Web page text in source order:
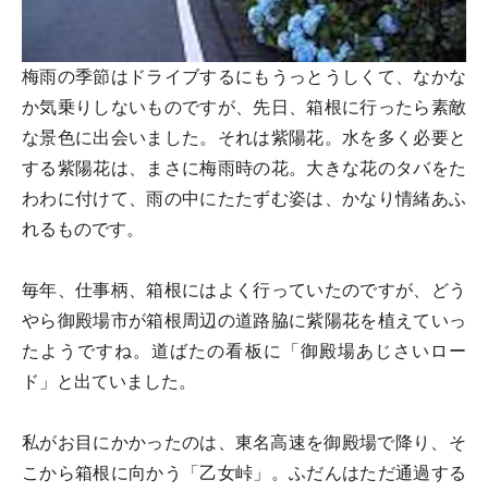
梅雨の季節はドライブするにもうっとうしくて、なかな
か気乗りしないものですが、先日、箱根に行ったら素敵
な景色に出会いました。それは紫陽花。水を多く必要と
する紫陽花は、まさに梅雨時の花。大きな花のタバをた
わわに付けて、雨の中にたたずむ姿は、かなり情緒あふ
れるものです。
毎年、仕事柄、箱根にはよく行っていたのですが、どう
やら御殿場市が箱根周辺の道路脇に紫陽花を植えていっ
たようですね。道ばたの看板に「御殿場あじさいロー
ド」と出ていました。
私がお目にかかったのは、東名高速を御殿場で降り、そ
こから箱根に向かう「乙女峠」。ふだんはただ通過する